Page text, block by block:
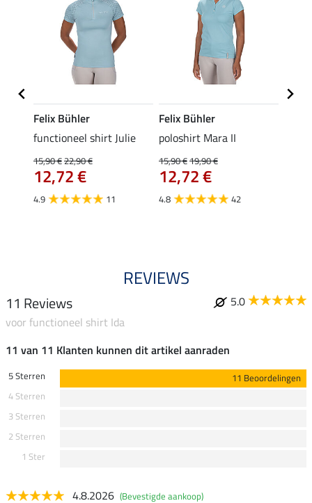
Felix Bühler
functioneel shirt Julie
15,90 €22,90 €
12,72 €
4.9 11
Felix Bühler
poloshirt Mara II
15,90 €19,90 €
12,72 €
4.8 42
REVIEWS
11 Reviews
5.0
voor functioneel shirt Ida
11 van 11 Klanten kunnen dit artikel aanraden
5 Sterren
11 Beoordelingen
4 Sterren
3 Sterren
2 Sterren
1 Ster
4.8.2026 (Bevestigde aankoop)